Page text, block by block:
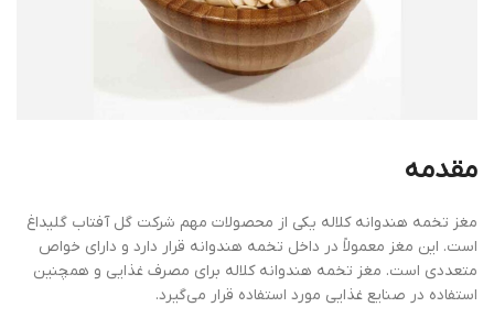
مقدمه
مغز تخمه هندوانه کلاله یکی از محصولات مهم شرکت گل آفتاب گلیداغ
است. این مغز معمولاً در داخل تخمه هندوانه قرار دارد و دارای خواص
متعددی است. مغز تخمه هندوانه کلاله برای مصرف غذایی و همچنین
استفاده در صنایع غذایی مورد استفاده قرار می‌گیرد.